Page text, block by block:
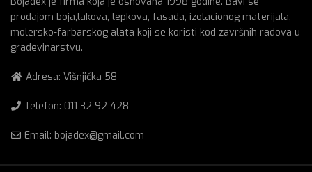
prodajom boja,lakova, lepkova, fasada, izolacionog materijala,
molersko-farbarskog alata koji se koristi kod završnih radova u
gradevinarstvu.
Adresa: Višnjička 58
Telefon: 011 32 92 428
Email: bojadex@gmail.com